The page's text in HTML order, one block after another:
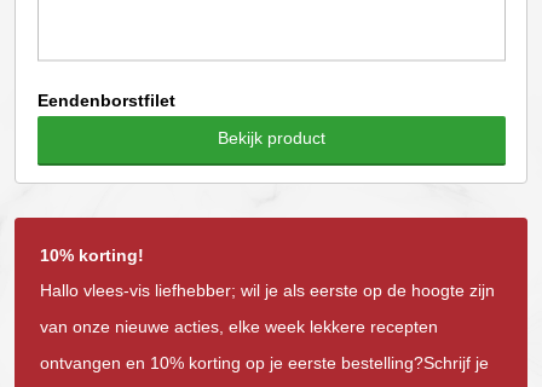
Eendenborstfilet
Bekijk product
10% korting!
Hallo vlees-vis liefhebber; wil je als eerste op de hoogte zijn
van onze nieuwe acties, elke week lekkere recepten
ontvangen en 10% korting op je eerste bestelling?Schrijf je